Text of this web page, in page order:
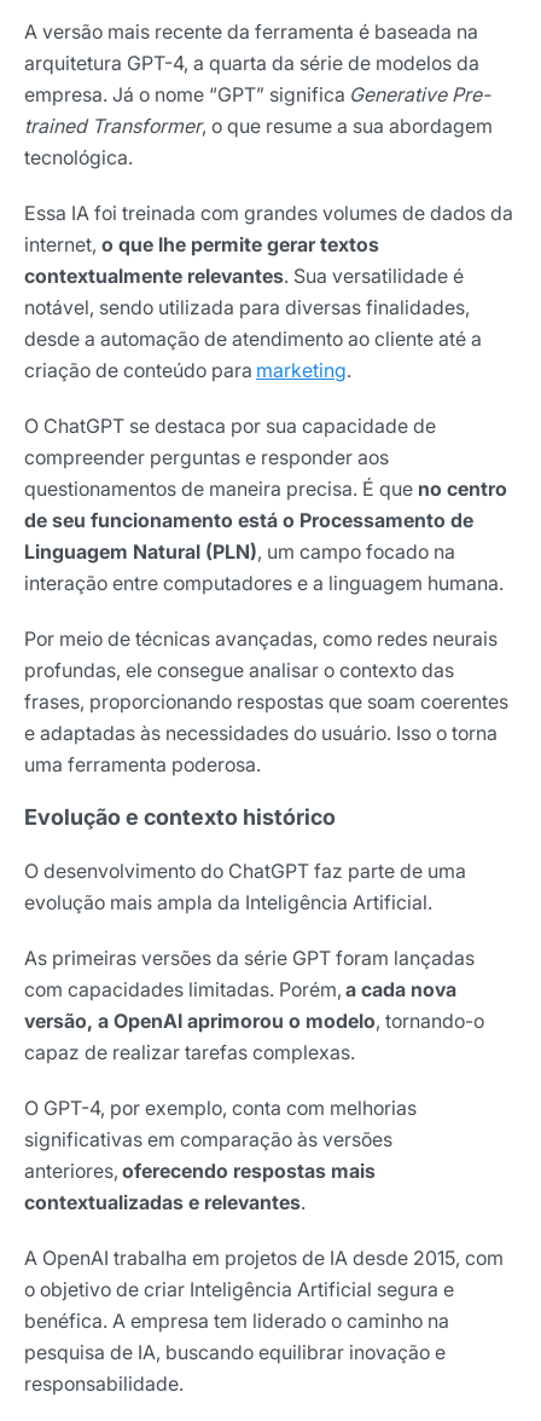
A versão mais recente da ferramenta é baseada na
arquitetura GPT-4, a quarta da série de modelos da
empresa. Já o nome “GPT” significa Generative Pre-
trained Transformer, o que resume a sua abordagem
tecnológica.
Essa IA foi treinada com grandes volumes de dados da
internet, o que lhe permite gerar textos
contextualmente relevantes. Sua versatilidade é
notável, sendo utilizada para diversas finalidades,
desde a automação de atendimento ao cliente até a
criação de conteúdo para marketing.
O ChatGPT se destaca por sua capacidade de
compreender perguntas e responder aos
questionamentos de maneira precisa. É que no centro
de seu funcionamento está o Processamento de
Linguagem Natural (PLN), um campo focado na
interação entre computadores e a linguagem humana.
Por meio de técnicas avançadas, como redes neurais
profundas, ele consegue analisar o contexto das
frases, proporcionando respostas que soam coerentes
e adaptadas às necessidades do usuário. Isso o torna
uma ferramenta poderosa.
Evolução e contexto histórico
O desenvolvimento do ChatGPT faz parte de uma
evolução mais ampla da Inteligência Artificial.
As primeiras versões da série GPT foram lançadas
com capacidades limitadas. Porém, a cada nova
versão, a OpenAI aprimorou o modelo, tornando-o
capaz de realizar tarefas complexas.
O GPT-4, por exemplo, conta com melhorias
significativas em comparação às versões
anteriores, oferecendo respostas mais
contextualizadas e relevantes.
A OpenAI trabalha em projetos de IA desde 2015, com
o objetivo de criar Inteligência Artificial segura e
benéfica. A empresa tem liderado o caminho na
pesquisa de IA, buscando equilibrar inovação e
responsabilidade.